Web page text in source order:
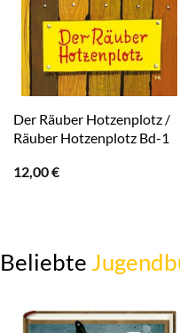
Der Räuber Hotzenplotz /
Räuber Hotzenplotz Bd-1
12,00€
Beliebte